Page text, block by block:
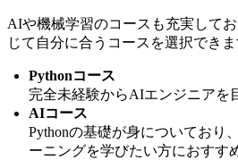
AIや機械学習のコースも充実してお
じて自分に合うコースを選択できま
Pythonコース
完全未経験からAIエンジニアを
AIコース
Pythonの基礎が身についており
ーニングを学びたい方におすす